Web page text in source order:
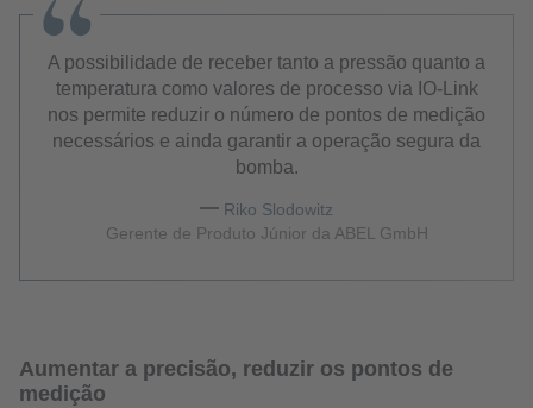
A possibilidade de receber tanto a pressão quanto a
temperatura como valores de processo via IO-Link
nos permite reduzir o número de pontos de medição
necessários e ainda garantir a operação segura da
bomba.
Riko Slodowitz
Gerente de Produto Júnior da ABEL GmbH
Aumentar a precisão, reduzir os pontos de
medição